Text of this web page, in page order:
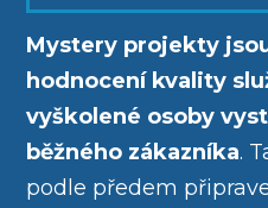
Mystery projekty
hodnocení kvality
vyškolené osoby
běžného zákazníka.
podle předem